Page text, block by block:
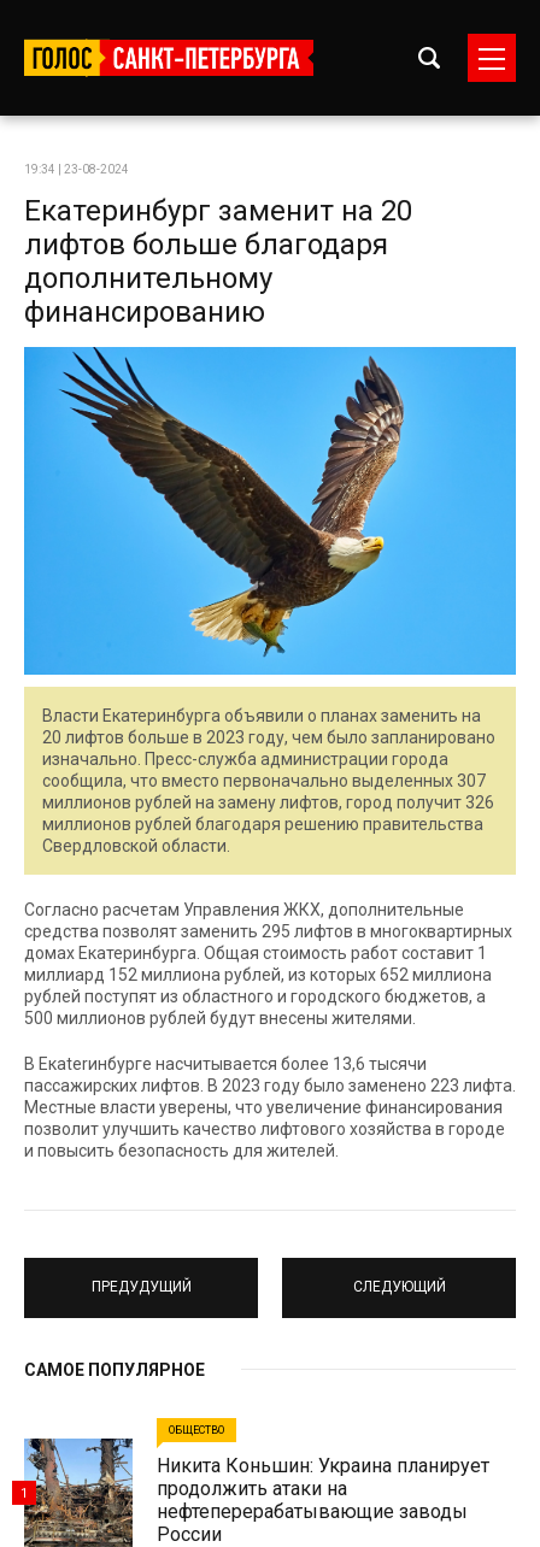
19:34 | 23-08-2024
Екатеринбург заменит на 20
лифтов больше благодаря
дополнительному
финансированию
Власти Екатеринбурга объявили о планах заменить на
20 лифтов больше в 2023 году, чем было запланировано
изначально. Пресс-служба администрации города
сообщила, что вместо первоначально выделенных 307
миллионов рублей на замену лифтов, город получит 326
миллионов рублей благодаря решению правительства
Свердловской области.
Согласно расчетам Управления ЖКХ, дополнительные
средства позволят заменить 295 лифтов в многоквартирных
домах Екатеринбурга. Общая стоимость работ составит 1
миллиард 152 миллиона рублей, из которых 652 миллиона
рублей поступят из областного и городского бюджетов, а
500 миллионов рублей будут внесены жителями.
В Екaterинбурге насчитывается более 13,6 тысячи
пассажирских лифтов. В 2023 году было заменено 223 лифта.
Местные власти уверены, что увеличение финансирования
позволит улучшить качество лифтового хозяйства в городе
и повысить безопасность для жителей.
ПРЕДУДУЩИЙ СЛЕДУЮЩИЙ
САМОЕ ПОПУЛЯРНОЕ
ОБЩЕСТВО
Никита Коньшин: Украина планирует
продолжить атаки на
нефтеперерабатывающие заводы
России
1